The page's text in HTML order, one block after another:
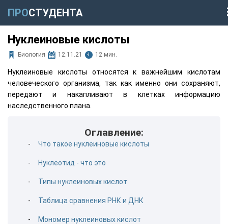
ПРОСТУДЕНТА
Нуклеиновые кислоты
Биология 12.11.21 12 мин.
Нуклеиновые кислоты относятся к важнейшим кислотам
человеческого организма, так как именно они сохраняют,
передают и накапливают в клетках информацию
наследственного плана.
Оглавление:
Что такое нуклеиновые кислоты
Нуклеотид - что это
Типы нуклеиновых кислот
Таблица сравнения РНК и ДНК
Мономер нуклеиновых кислот